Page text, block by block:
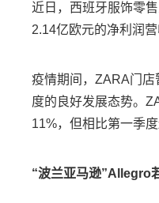
近日，西班牙服饰零
2.14亿欧元的净利润
疫情期间，ZARA门
度的良好发展态势。
11%，但相比第一季
“波兰亚马逊”Allegro